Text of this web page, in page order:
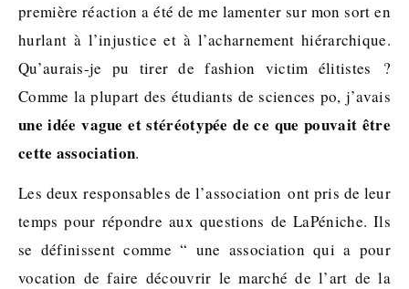
première réaction a été de me lamenter sur mon sort en
hurlant à l’injustice et à l’acharnement hiérarchique.
Qu’aurais-je pu tirer de fashion victim élitistes ?
Comme la plupart des étudiants de sciences po, j’avais
une idée vague et stéréotypée de ce que pouvait être
cette association.
Les deux responsables de l’association ont pris de leur
temps pour répondre aux questions de LaPéniche. Ils
se définissent comme “ une association qui a pour
vocation de faire découvrir le marché de l’art de la